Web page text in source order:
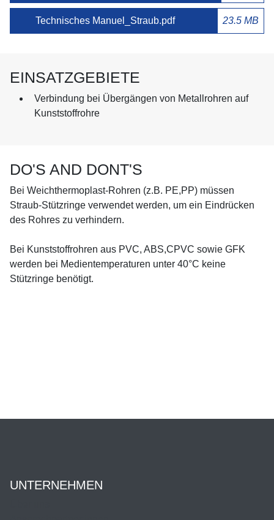
Technisches Manuel_Straub.pdf 23.5 MB
EINSATZGEBIETE
Verbindung bei Übergängen von Metallrohren auf
Kunststoffrohre
DO'S AND DONT'S
Bei Weichthermoplast-Rohren (z.B. PE,PP) müssen
Straub-Stützringe verwendet werden, um ein Eindrücken
des Rohres zu verhindern.
Bei Kunststoffrohren aus PVC, ABS,CPVC sowie GFK
werden bei Medientemperaturen unter 40°C keine
Stützringe benötigt.
UNTERNEHMEN